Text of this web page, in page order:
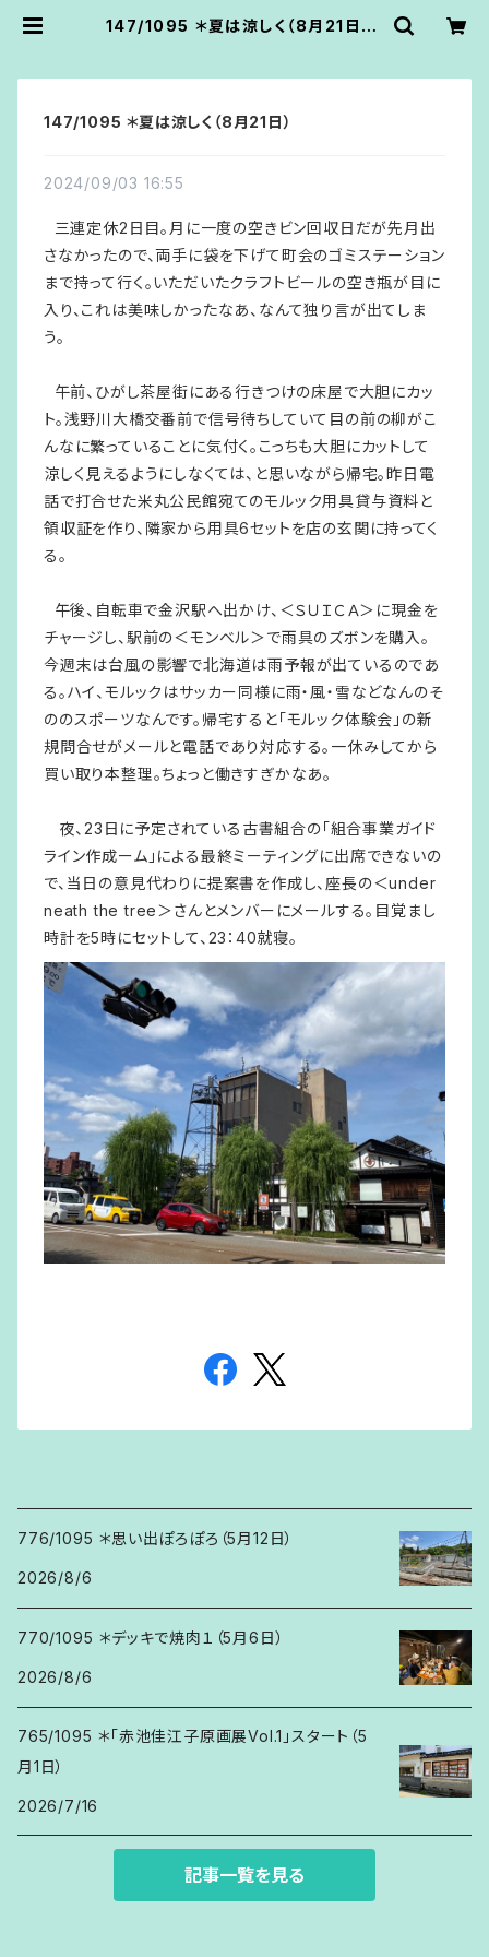
147/1095 ＊夏は涼しく（8月21日） |
147/1095 ＊夏は涼しく（8月21日）
2024/09/03 16:55
三連定休2日目。月に一度の空きビン回収日だが先月出
さなかったので、両手に袋を下げて町会のゴミステーション
まで持って行く。いただいたクラフトビールの空き瓶が目に
入り、これは美味しかったなあ、なんて独り言が出てしま
う。
午前、ひがし茶屋街にある行きつけの床屋で大胆にカッ
ト。浅野川大橋交番前で信号待ちしていて目の前の柳がこ
んなに繁っていることに気付く。こっちも大胆にカットして
涼しく見えるようにしなくては、と思いながら帰宅。昨日電
話で打合せた米丸公民館宛てのモルック用具貸与資料と
領収証を作り、隣家から用具6セットを店の玄関に持ってく
る。
午後、自転車で金沢駅へ出かけ、＜ＳＵＩＣＡ＞に現金を
チャージし、駅前の＜モンベル＞で雨具のズボンを購入。
今週末は台風の影響で北海道は雨予報が出ているのであ
る。ハイ、モルックはサッカー同様に雨・風・雪などなんのそ
ののスポーツなんです。帰宅すると「モルック体験会」の新
規問合せがメールと電話であり対応する。一休みしてから
買い取り本整理。ちょっと働きすぎかなあ。
夜、23日に予定されている古書組合の「組合事業ガイド
ライン作成ーム」による最終ミーティングに出席できないの
で、当日の意見代わりに提案書を作成し、座長の＜under
neath the tree＞さんとメンバーにメールする。目覚まし
時計を5時にセットして、23：40就寝。
776/1095 ＊思い出ぽろぽろ（5月12日）
2026/8/6
770/1095 ＊デッキで焼肉１（5月6日）
2026/8/6
765/1095 ＊「赤池佳江子原画展Vol.1」スタート（5
月1日）
2026/7/16
記事一覧を見る